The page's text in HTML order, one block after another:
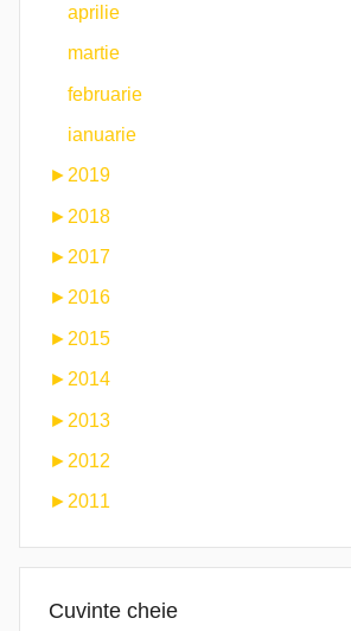
aprilie
martie
februarie
ianuarie
► 2019
► 2018
► 2017
►2016
► 2015
► 2014
► 2013
► 2012
► 2011
Cuvinte cheie